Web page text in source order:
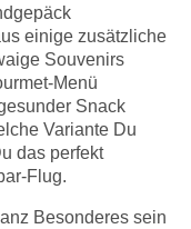
einige zusätzliche
Souvenirs
Menü
Snack
Variante Du
das perfekt
Flug.
Besonderes sein